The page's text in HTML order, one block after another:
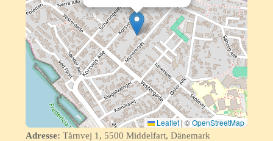
Leaflet | ©OpenStreetMap
Adresse: Tårnvej 1, 5500 Middelfart, Dänemark